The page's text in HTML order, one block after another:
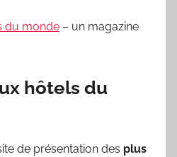
du monde – un magazine
hôtels du
de présentation des plus